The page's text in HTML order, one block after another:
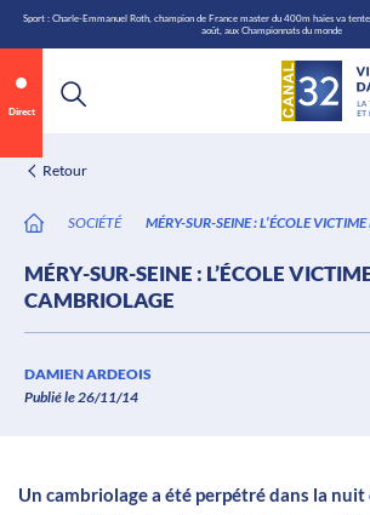
Aller
au
contenu
Sport : Charle-Emmanuel Roth, champion de France master du 400m haies va
août, aux Championnats du monde
Direct
Retour
SOCIÉTÉ MÉRY-SUR-SEINE : L’ÉCOLE
MÉRY-SUR-SEINE : L’ÉCOLE
CAMBRIOLAGE
DAMIEN ARDEOIS
Publié le 26/11/14
Un cambriolage a été perpétré dans la nuit